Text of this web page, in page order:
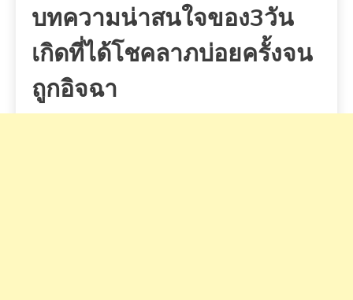
บทความน่าสนใจของ3วัน
เกิดที่ได้โชคลาภบ่อยครั้งจน
ถูกอิจฉา